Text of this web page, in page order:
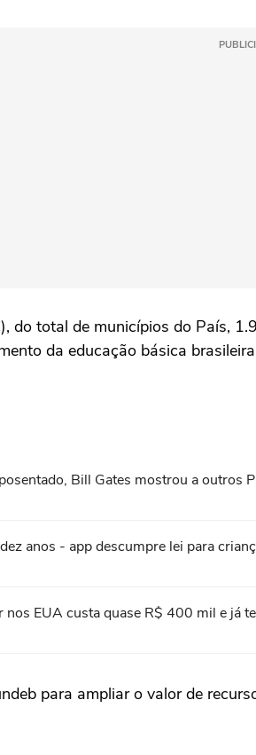
do total de municípios do País,
da educação básica
Bill Gates mostrou a outros
anos - app descumpre lei para
EUA custa quase R$ 400 mil e já
para ampliar o valor de